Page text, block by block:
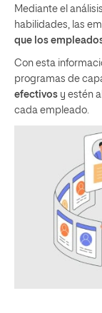
Mediante el
habilidades, las
que los
Con esta
programas de
efectivos y estén
cada empleado.